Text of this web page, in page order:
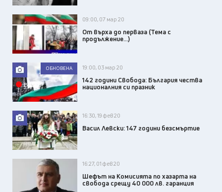
09:00, 07 мар 20
От върха до перваза (Тема с
продължение…)
ВИДЕО
ОБНОВЕНА 19:00, 03 мар 20
142 години Свобода: България чества
националния си празник
16:30, 19 фев 20
Васил Левски: 147 години безсмъртие
16:27, 01 фев 20
Шефът на Комисията по хазарта на
свобода срещу 40 000 лв. гаранция